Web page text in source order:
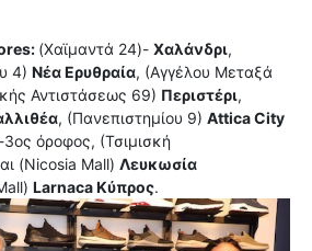
(Χαϊμαντά 24)- Χαλάνδρι,
4) Nέα Ερυθραία, (Αγγέλου Μεταξά
Αντιστάσεως 69) Περιστέρι,
, (Πανεπιστημίου 9) Attica City
όροφος, (Τσιμισκή
(Nicosia Mall) Λευκωσία
Larnaca Κύπρος.